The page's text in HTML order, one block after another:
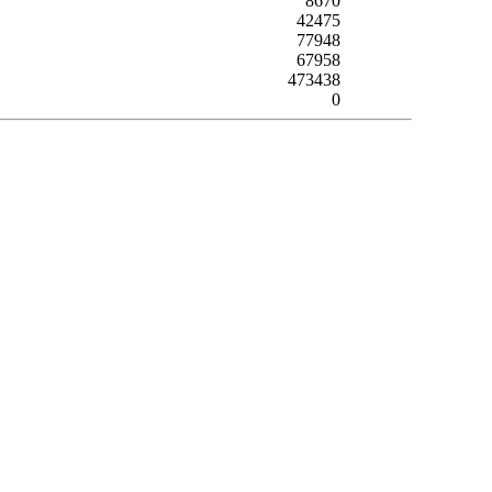
42475
77948
67958
473438
0